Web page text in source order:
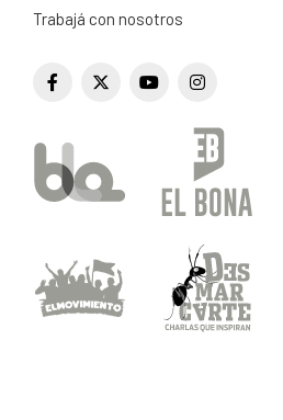
Trabajá con nosotros